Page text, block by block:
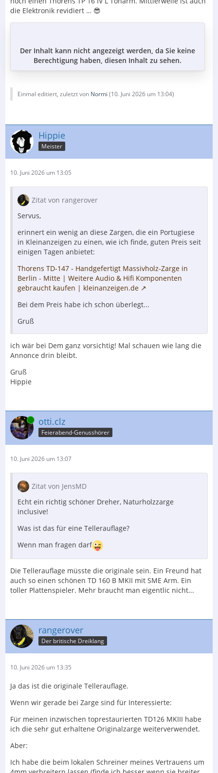
die Elektronik revidiert … 😎
Der Inhalt kann nicht angezeigt werden, da Sie keine
Berechtigung haben, diesen Inhalt zu sehen.
Einmal editiert, zuletzt von Normi (10. Juni 2026 um 13:04)
Hippie
Meister
10. Juni 2026 um 13:05
Zitat von rangerover
Servus,
erinnert ein wenig an diese Zargen, die ein Portugiese
in Kleinanzeigen zu einen, wie ich finde, guten Preis seit
einigen Tagen anbietet:
Thorens TD-147 - Handgefertigt Massivholz-Zarge in
Berlin - Mitte | Weitere Audio & Hifi Komponenten
gebraucht kaufen | kleinanzeigen.de
Bei dem Preis habe ich schon überlegt...
Gruß
ich wär bei Dem ganz vorsichtig! Mal schauen wie lang die
Annonce drin bleibt.
Gruß
Hippie
Online otti.clz
Feierabend-Genusshörer
10. Juni 2026 um 13:07
Zitat von JensMD
Echt ein richtig schöner Dreher, Naturholzzarge
inclusive!
Was ist das für eine Tellerauflage?
Wenn man fragen darf
Die Tellerauflage müsste die originale sein. Ein Freund hat
auch so einen schönen TD 160 B MKII mit SME Arm. Ein
toller Plattenspieler. Mehr braucht man eigentlic nicht...
rangerover
Der britische Dreiklang
10. Juni 2026 um 13:35
Ja das ist die originale Tellerauflage.
Wenn wir gerade bei Zarge sind für Interessierte:
Für meinen inzwischen toprestaurierten TD126 MKIII habe
ich die sehr gut erhaltene Originalzarge weiterverwendet.
Aber:
Ich habe die beim lokalen Schreiner meines Vertrauens um